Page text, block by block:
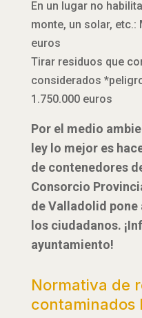
En un lugar no
monte, un solar,
euros
Tirar residuos que
considerados
1.750.000 euros
Por el medio
ley lo mejor es
de contenedores
Consorcio
de Valladolid
los ciudadanos.
ayuntamiento!
Normativa de
contaminados